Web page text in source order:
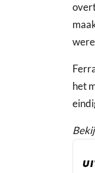
het